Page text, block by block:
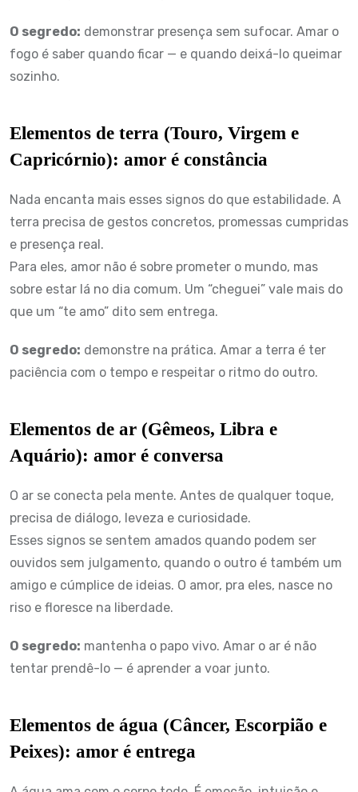
O segredo: demonstrar presença sem sufocar. Amar o
fogo é saber quando ficar — e quando deixá-lo queimar
sozinho.
Elementos de terra (Touro, Virgem e
Capricórnio): amor é constância
Nada encanta mais esses signos do que estabilidade. A
terra precisa de gestos concretos, promessas cumpridas
e presença real.
Para eles, amor não é sobre prometer o mundo, mas
sobre estar lá no dia comum. Um “cheguei” vale mais do
que um “te amo” dito sem entrega.
O segredo: demonstre na prática. Amar a terra é ter
paciência com o tempo e respeitar o ritmo do outro.
Elementos de ar (Gêmeos, Libra e
Aquário): amor é conversa
O ar se conecta pela mente. Antes de qualquer toque,
precisa de diálogo, leveza e curiosidade.
Esses signos se sentem amados quando podem ser
ouvidos sem julgamento, quando o outro é também um
amigo e cúmplice de ideias. O amor, pra eles, nasce no
riso e floresce na liberdade.
O segredo: mantenha o papo vivo. Amar o ar é não
tentar prendê-lo — é aprender a voar junto.
Elementos de água (Câncer, Escorpião e
Peixes): amor é entrega